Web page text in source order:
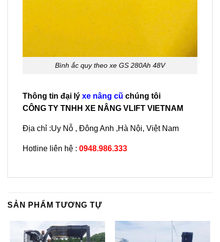
Bình ắc quy theo xe GS 280Ah 48V
Thông tin đại lý xe nâng cũ chúng tôi
CÔNG TY TNHH XE NÂNG VLIFT VIETNAM
Địa chỉ :Uy Nỗ , Đông Anh ,Hà Nội, Việt Nam
Hotline liên hệ : 0948.986.333
SẢN PHẨM TƯƠNG TỰ